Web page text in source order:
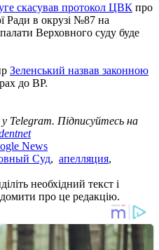
скасував протокол ЦВК про
Ради в окрузі №87 на
Верховного суду буде
Зеленський назвав законною
до ВР.
у Telegram. Підписуйтесь на
News
Суд, апелляция,
необхідний текст і
про це редакцію.